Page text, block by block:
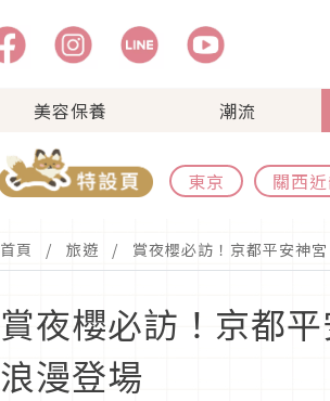
美容保養 潮流
東京 關西
首頁 旅遊 賞夜櫻必訪！京都平安神
賞夜櫻必訪！京都
浪漫登場